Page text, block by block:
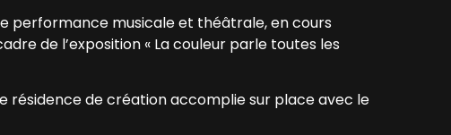
performance musicale et théâtrale, en cours
de l’exposition « La couleur parle toutes les
résidence de création accomplie sur place avec le